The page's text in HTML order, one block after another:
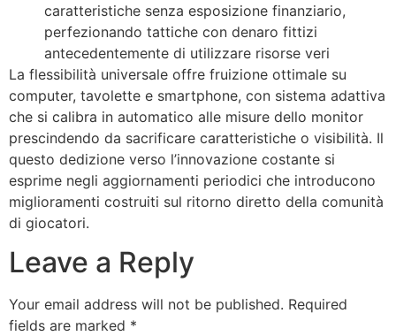
caratteristiche senza esposizione finanziario,
perfezionando tattiche con denaro fittizi
antecedentemente di utilizzare risorse veri
La flessibilità universale offre fruizione ottimale su
computer, tavolette e smartphone, con sistema adattiva
che si calibra in automatico alle misure dello monitor
prescindendo da sacrificare caratteristiche o visibilità. Il
questo dedizione verso l’innovazione costante si
esprime negli aggiornamenti periodici che introducono
miglioramenti costruiti sul ritorno diretto della comunità
di giocatori.
Leave a Reply
Your email address will not be published. Required
fields are marked *